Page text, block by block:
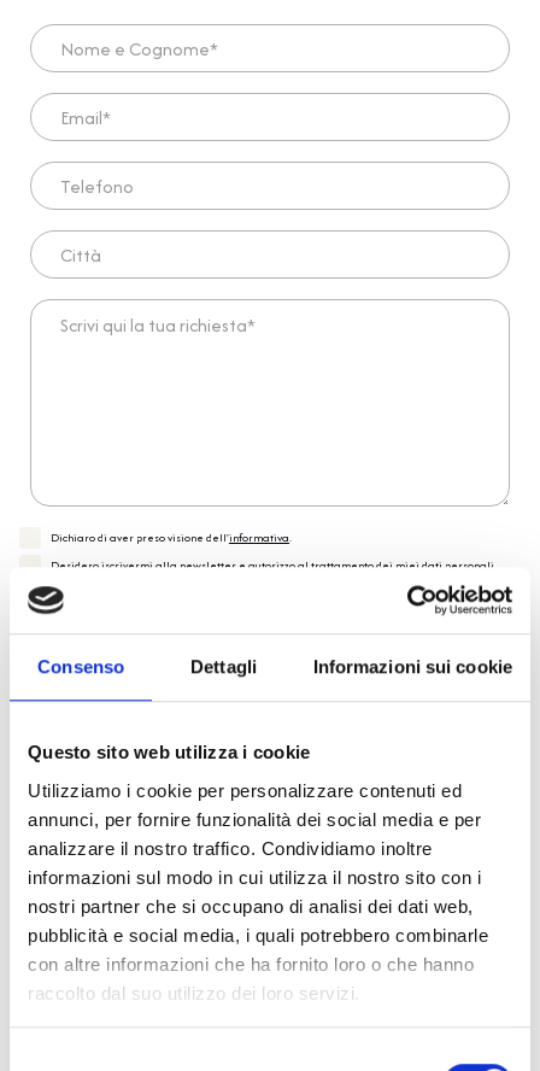
Consenso Dettagli Informazioni sui cookie
Questo sito web utilizza i cookie
Utilizziamo i cookie per personalizzare contenuti ed
annunci, per fornire funzionalità dei social media e per
analizzare il nostro traffico. Condividiamo inoltre
informazioni sul modo in cui utilizza il nostro sito con i
nostri partner che si occupano di analisi dei dati web,
pubblicità e social media, i quali potrebbero combinarle
con altre informazioni che ha fornito loro o che hanno
raccolto dal suo utilizzo dei loro servizi.
Nome e Cognome*
Email*
Telefono
Città
Scrivi qui la tua richiesta*
Dichiaro di aver preso visione dell'informativa.
Desidero iscrivermi alla newsletter e autorizzo al trattamento dei miei dati personali
* Campi obbligatori
Reso facile e veloce
PRONTA consegna
Spedizione Gratuita